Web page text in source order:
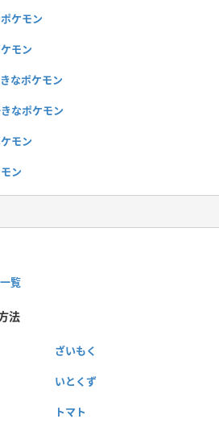
ケモン
モン
なポケモン
なポケモン
モン
ン
覧
法
ざいもく
いとくず
トマト